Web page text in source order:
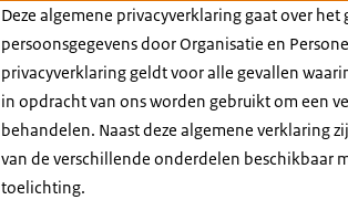
Deze algemene privacyverklaring gaat over het
persoonsgegevens door Organisatie en
privacyverklaring geldt voor alle gevallen
in opdracht van ons worden gebruikt om een
behandelen. Naast deze algemene verklaring
van de verschillende onderdelen beschikbaar
toelichting.